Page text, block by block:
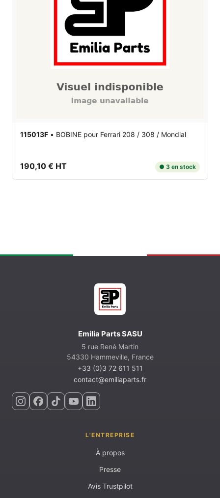
115013F • BOBINE pour Ferrari 208 / 308 / Mondial
190,10 € HT ● 3 en stock
Emilia Parts SASU
5 rue René Martin
54330 Hammeville, France
+33 (0)3 72 611 511
contact@emiliaparts.fr
L'ENTREPRISE
À propos
Presse
Avis Trustpilot